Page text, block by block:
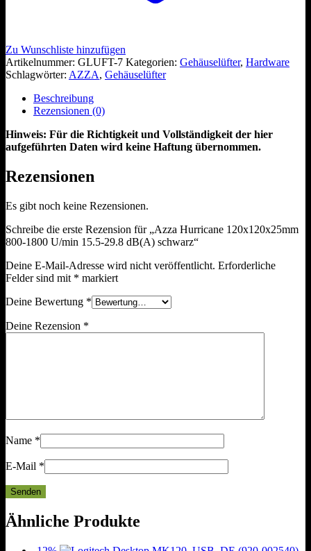
Zu Wunschliste hinzufügen
Artikelnummer: GLUFT-7 Kategorien: Gehäuselüfter, Hardware
Schlagwörter: AZZA, Gehäuselüfter
Beschreibung
Rezensionen (0)
Hinweis: Für die Richtigkeit und Vollständigkeit der hier
aufgeführten Daten wird keine Haftung übernommen.
Rezensionen
Es gibt noch keine Rezensionen.
Schreibe die erste Rezension für „Azza Hurricane 120x120x25mm
800-1800 U/min 15.5-29.8 dB(A) schwarz“
Deine E-Mail-Adresse wird nicht veröffentlicht. Erforderliche
Felder sind mit * markiert
Deine Bewertung *
Deine Rezension *
Name *
E-Mail *
Ähnliche Produkte